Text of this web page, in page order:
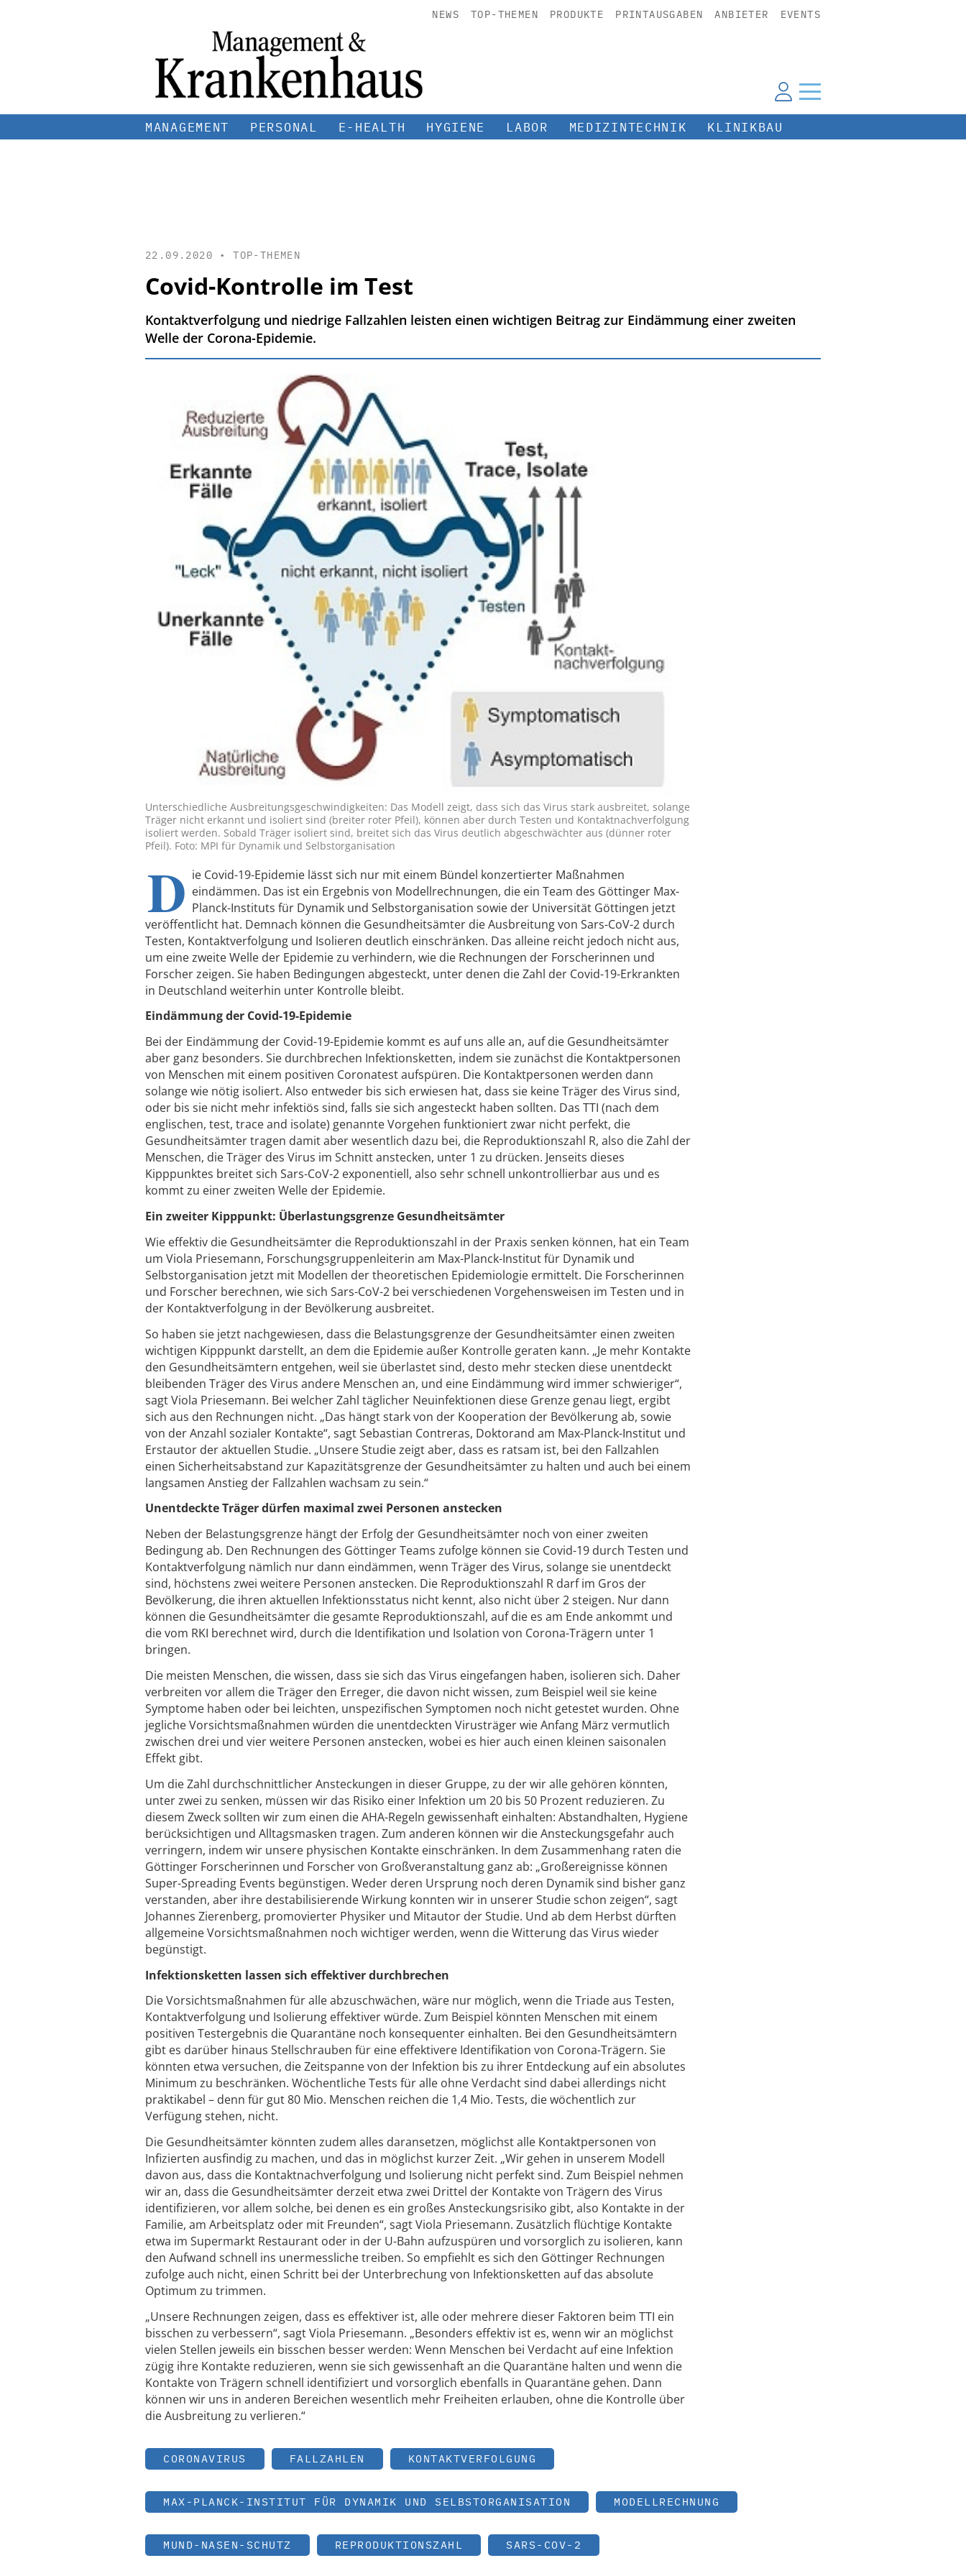
NEWS TOP-THEMEN PRODUKTE PRINTAUSGABEN ANBIETER EVENTS
MANAGEMENT PERSONAL E-HEALTH HYGIENE LABOR MEDIZINTECHNIK KLINIKBAU
22.09.2020 •TOP-THEMEN
Covid-Kontrolle im Test
Kontaktverfolgung und niedrige Fallzahlen leisten einen wichtigen Beitrag zur Eindämmung einer zweiten
Welle der Corona-Epidemie.
Unterschiedliche Ausbreitungsgeschwindigkeiten: Das Modell zeigt, dass sich das Virus stark ausbreitet, solange
Träger nicht erkannt und isoliert sind (breiter roter Pfeil), können aber durch Testen und Kontaktnachverfolgung
isoliert werden. Sobald Träger isoliert sind, breitet sich das Virus deutlich abgeschwächter aus (dünner roter
Pfeil). Foto: MPI für Dynamik und Selbstorganisation
D ie Covid-19-Epidemie lässt sich nur mit einem Bündel konzertierter Maßnahmen
eindämmen. Das ist ein Ergebnis von Modellrechnungen, die ein Team des Göttinger Max-
Planck-Instituts für Dynamik und Selbstorganisation sowie der Universität Göttingen jetzt
veröffentlicht hat. Demnach können die Gesundheitsämter die Ausbreitung von Sars-CoV-2 durch
Testen, Kontaktverfolgung und Isolieren deutlich einschränken. Das alleine reicht jedoch nicht aus,
um eine zweite Welle der Epidemie zu verhindern, wie die Rechnungen der Forscherinnen und
Forscher zeigen. Sie haben Bedingungen abgesteckt, unter denen die Zahl der Covid-19-Erkrankten
in Deutschland weiterhin unter Kontrolle bleibt.
Eindämmung der Covid-19-Epidemie
Bei der Eindämmung der Covid-19-Epidemie kommt es auf uns alle an, auf die Gesundheitsämter
aber ganz besonders. Sie durchbrechen Infektionsketten, indem sie zunächst die Kontaktpersonen
von Menschen mit einem positiven Coronatest aufspüren. Die Kontaktpersonen werden dann
solange wie nötig isoliert. Also entweder bis sich erwiesen hat, dass sie keine Träger des Virus sind,
oder bis sie nicht mehr infektiös sind, falls sie sich angesteckt haben sollten. Das TTI (nach dem
englischen, test, trace and isolate) genannte Vorgehen funktioniert zwar nicht perfekt, die
Gesundheitsämter tragen damit aber wesentlich dazu bei, die Reproduktionszahl R, also die Zahl der
Menschen, die Träger des Virus im Schnitt anstecken, unter 1 zu drücken. Jenseits dieses
Kipppunktes breitet sich Sars-CoV-2 exponentiell, also sehr schnell unkontrollierbar aus und es
kommt zu einer zweiten Welle der Epidemie.
Ein zweiter Kipppunkt: Überlastungsgrenze Gesundheitsämter
Wie effektiv die Gesundheitsämter die Reproduktionszahl in der Praxis senken können, hat ein Team
um Viola Priesemann, Forschungsgruppenleiterin am Max-Planck-Institut für Dynamik und
Selbstorganisation jetzt mit Modellen der theoretischen Epidemiologie ermittelt. Die Forscherinnen
und Forscher berechnen, wie sich Sars-CoV-2 bei verschiedenen Vorgehensweisen im Testen und in
der Kontaktverfolgung in der Bevölkerung ausbreitet.
So haben sie jetzt nachgewiesen, dass die Belastungsgrenze der Gesundheitsämter einen zweiten
wichtigen Kipppunkt darstellt, an dem die Epidemie außer Kontrolle geraten kann. „Je mehr Kontakte
den Gesundheitsämtern entgehen, weil sie überlastet sind, desto mehr stecken diese unentdeckt
bleibenden Träger des Virus andere Menschen an, und eine Eindämmung wird immer schwieriger“,
sagt Viola Priesemann. Bei welcher Zahl täglicher Neuinfektionen diese Grenze genau liegt, ergibt
sich aus den Rechnungen nicht. „Das hängt stark von der Kooperation der Bevölkerung ab, sowie
von der Anzahl sozialer Kontakte“, sagt Sebastian Contreras, Doktorand am Max-Planck-Institut und
Erstautor der aktuellen Studie. „Unsere Studie zeigt aber, dass es ratsam ist, bei den Fallzahlen
einen Sicherheitsabstand zur Kapazitätsgrenze der Gesundheitsämter zu halten und auch bei einem
langsamen Anstieg der Fallzahlen wachsam zu sein.“
Unentdeckte Träger dürfen maximal zwei Personen anstecken
Neben der Belastungsgrenze hängt der Erfolg der Gesundheitsämter noch von einer zweiten
Bedingung ab. Den Rechnungen des Göttinger Teams zufolge können sie Covid-19 durch Testen und
Kontaktverfolgung nämlich nur dann eindämmen, wenn Träger des Virus, solange sie unentdeckt
sind, höchstens zwei weitere Personen anstecken. Die Reproduktionszahl R darf im Gros der
Bevölkerung, die ihren aktuellen Infektionsstatus nicht kennt, also nicht über 2 steigen. Nur dann
können die Gesundheitsämter die gesamte Reproduktionszahl, auf die es am Ende ankommt und
die vom RKI berechnet wird, durch die Identifikation und Isolation von Corona-Trägern unter 1
bringen.
Die meisten Menschen, die wissen, dass sie sich das Virus eingefangen haben, isolieren sich. Daher
verbreiten vor allem die Träger den Erreger, die davon nicht wissen, zum Beispiel weil sie keine
Symptome haben oder bei leichten, unspezifischen Symptomen noch nicht getestet wurden. Ohne
jegliche Vorsichtsmaßnahmen würden die unentdeckten Virusträger wie Anfang März vermutlich
zwischen drei und vier weitere Personen anstecken, wobei es hier auch einen kleinen saisonalen
Effekt gibt.
Um die Zahl durchschnittlicher Ansteckungen in dieser Gruppe, zu der wir alle gehören könnten,
unter zwei zu senken, müssen wir das Risiko einer Infektion um 20 bis 50 Prozent reduzieren. Zu
diesem Zweck sollten wir zum einen die AHA-Regeln gewissenhaft einhalten: Abstandhalten, Hygiene
berücksichtigen und Alltagsmasken tragen. Zum anderen können wir die Ansteckungsgefahr auch
verringern, indem wir unsere physischen Kontakte einschränken. In dem Zusammenhang raten die
Göttinger Forscherinnen und Forscher von Großveranstaltung ganz ab: „Großereignisse können
Super-Spreading Events begünstigen. Weder deren Ursprung noch deren Dynamik sind bisher ganz
verstanden, aber ihre destabilisierende Wirkung konnten wir in unserer Studie schon zeigen“, sagt
Johannes Zierenberg, promovierter Physiker und Mitautor der Studie. Und ab dem Herbst dürften
allgemeine Vorsichtsmaßnahmen noch wichtiger werden, wenn die Witterung das Virus wieder
begünstigt.
Infektionsketten lassen sich effektiver durchbrechen
Die Vorsichtsmaßnahmen für alle abzuschwächen, wäre nur möglich, wenn die Triade aus Testen,
Kontaktverfolgung und Isolierung effektiver würde. Zum Beispiel könnten Menschen mit einem
positiven Testergebnis die Quarantäne noch konsequenter einhalten. Bei den Gesundheitsämtern
gibt es darüber hinaus Stellschrauben für eine effektivere Identifikation von Corona-Trägern. Sie
könnten etwa versuchen, die Zeitspanne von der Infektion bis zu ihrer Entdeckung auf ein absolutes
Minimum zu beschränken. Wöchentliche Tests für alle ohne Verdacht sind dabei allerdings nicht
praktikabel – denn für gut 80 Mio. Menschen reichen die 1,4 Mio. Tests, die wöchentlich zur
Verfügung stehen, nicht.
Die Gesundheitsämter könnten zudem alles daransetzen, möglichst alle Kontaktpersonen von
Infizierten ausfindig zu machen, und das in möglichst kurzer Zeit. „Wir gehen in unserem Modell
davon aus, dass die Kontaktnachverfolgung und Isolierung nicht perfekt sind. Zum Beispiel nehmen
wir an, dass die Gesundheitsämter derzeit etwa zwei Drittel der Kontakte von Trägern des Virus
identifizieren, vor allem solche, bei denen es ein großes Ansteckungsrisiko gibt, also Kontakte in der
Familie, am Arbeitsplatz oder mit Freunden“, sagt Viola Priesemann. Zusätzlich flüchtige Kontakte
etwa im Supermarkt Restaurant oder in der U-Bahn aufzuspüren und vorsorglich zu isolieren, kann
den Aufwand schnell ins unermessliche treiben. So empfiehlt es sich den Göttinger Rechnungen
zufolge auch nicht, einen Schritt bei der Unterbrechung von Infektionsketten auf das absolute
Optimum zu trimmen.
„Unsere Rechnungen zeigen, dass es effektiver ist, alle oder mehrere dieser Faktoren beim TTI ein
bisschen zu verbessern“, sagt Viola Priesemann. „Besonders effektiv ist es, wenn wir an möglichst
vielen Stellen jeweils ein bisschen besser werden: Wenn Menschen bei Verdacht auf eine Infektion
zügig ihre Kontakte reduzieren, wenn sie sich gewissenhaft an die Quarantäne halten und wenn die
Kontakte von Trägern schnell identifiziert und vorsorglich ebenfalls in Quarantäne gehen. Dann
können wir uns in anderen Bereichen wesentlich mehr Freiheiten erlauben, ohne die Kontrolle über
die Ausbreitung zu verlieren.“
CORONAVIRUS FALLZAHLEN KONTAKTVERFOLGUNG
MAX-PLANCK-INSTITUT FÜR DYNAMIK UND SELBSTORGANISATION MODELLRECHNUNG
MUND-NASEN-SCHUTZ REPRODUKTIONSZAHL SARS-COV-2